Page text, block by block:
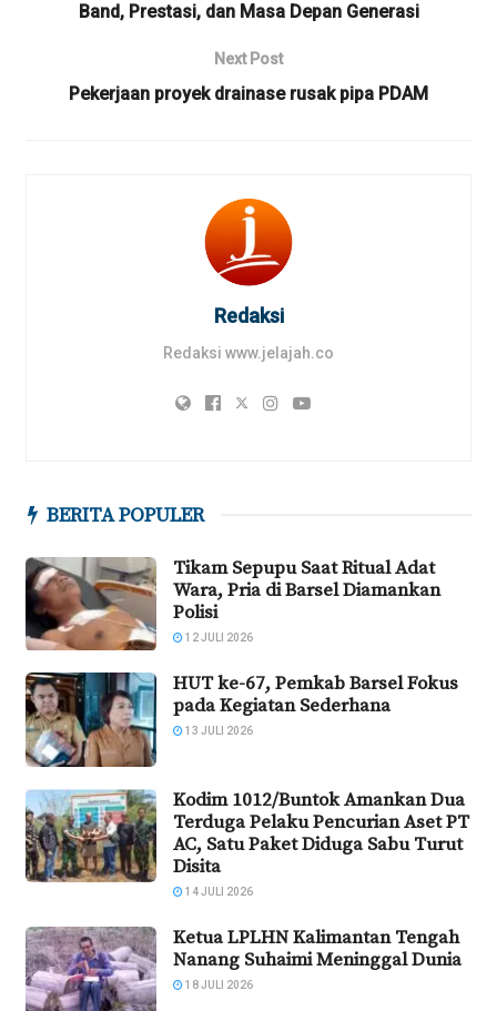
Band, Prestasi, dan Masa Depan Generasi
Next Post
Pekerjaan proyek drainase rusak pipa PDAM
Redaksi
Redaksi www.jelajah.co
BERITA POPULER
Tikam Sepupu Saat Ritual Adat
Wara, Pria di Barsel Diamankan
Polisi
12 JULI 2026
HUT ke-67, Pemkab Barsel Fokus
pada Kegiatan Sederhana
13 JULI 2026
Kodim 1012/Buntok Amankan Dua
Terduga Pelaku Pencurian Aset PT
AC, Satu Paket Diduga Sabu Turut
Disita
14 JULI 2026
Ketua LPLHN Kalimantan Tengah
Nanang Suhaimi Meninggal Dunia
18 JULI 2026